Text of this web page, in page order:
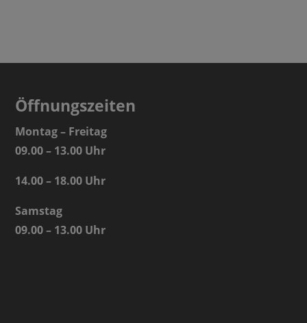
Öffnungszeiten
Montag – Freitag
09.00 – 13.00 Uhr
14.00 – 18.00 Uhr
Samstag
09.00 – 13.00 Uhr